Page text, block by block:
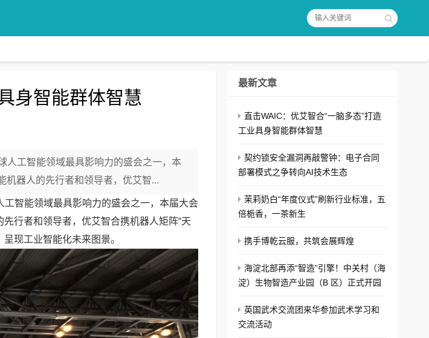
身智能群体智慧
人工智能领域最具影响力的盛会之一，本
机器人的先行者和领导者，优艾智...
智能领域最具影响力的盛会之一，本届大会
行者和领导者，优艾智合携机器人矩阵“天
现工业智能化未来图景。
最新文章
直击WAIC：优艾智合“一脑多态”打造
工业具身智能群体智慧
契约锁安全漏洞再敲警钟：电子合同
部署模式之争转向AI技术生态
茉莉奶白“年度仪式”刷新行业标准，五
倍栀香，一茶新生
携手博乾云服，共筑会展辉煌
海淀北部再添“智造”引擎！中关村（海
淀）生物智造产业园（B 区）正式开园
英国武术交流团来华参加武术学习和
交流活动